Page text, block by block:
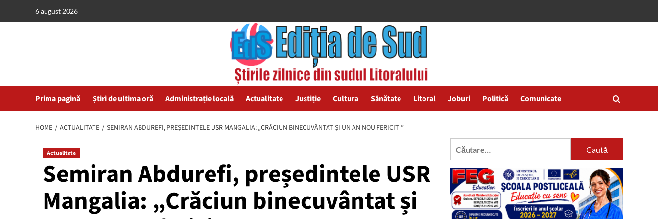
6 august 2026
Prima pagină Știri de ultima oră Administrație locală Actualitate Justiție Cultura Sănătate Litoral Joburi Politică Comunicate
HOME ACTUALITATE SEMIRAN ABDUREFI, PREȘEDINTELE USR MANGALIA: „CRĂCIUN BINECUVÂNTAT ȘI UN AN NOU FERICIT!”
Actualitate
Semiran Abdurefi, președintele USR
Mangalia: „Crăciun binecuvântat și
Caută